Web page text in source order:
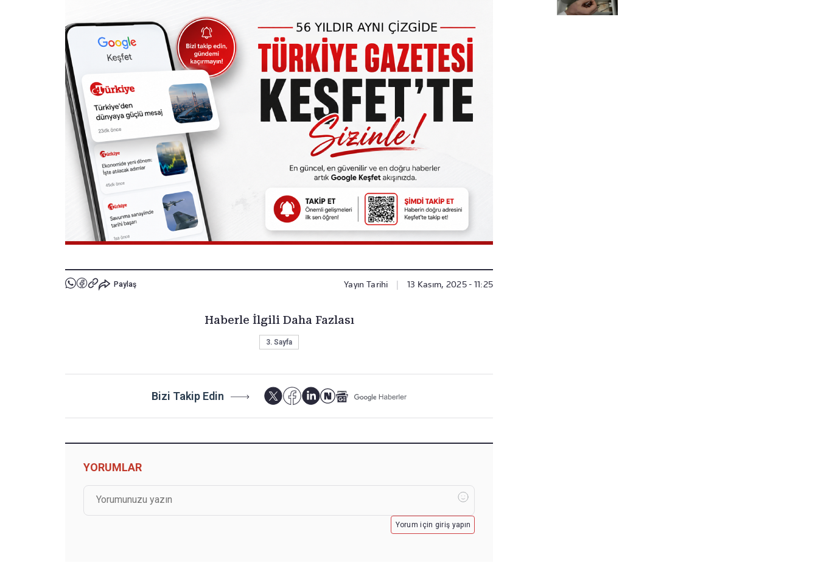
Paylaş Yayın Tarihi 13 Kasım, 2025 - 11:25
Haberle İlgili Daha Fazlası
3. Sayfa
Bizi Takip Edin
YORUMLAR
Yorum için giriş yapın